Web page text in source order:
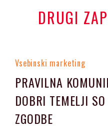
DRUGI
Vsebinski marketing
PRAVILNA
DOBRI TEMELJI
ZGODBE